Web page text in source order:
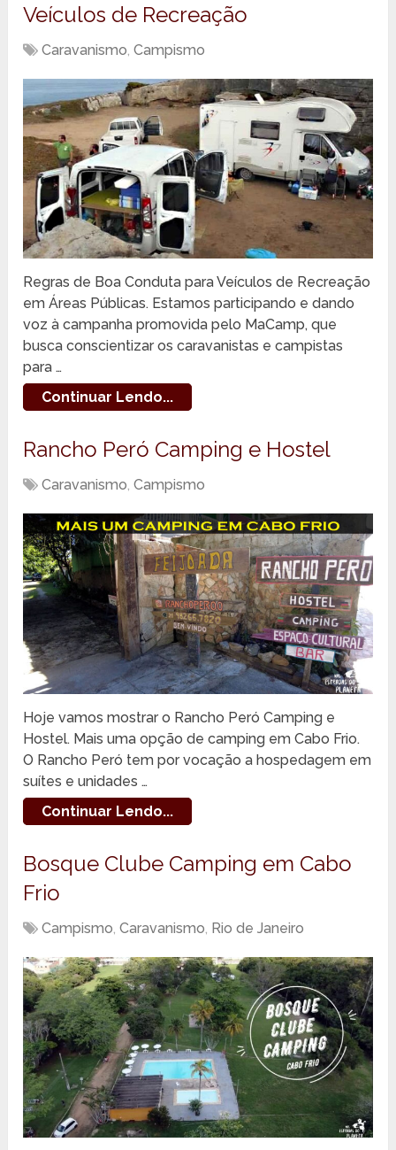
Veículos de Recreação
Caravanismo,Campismo
Regras de Boa Conduta para Veículos de Recreação
em Áreas Públicas. Estamos participando e dando
voz à campanha promovida pelo MaCamp, que
busca conscientizar os caravanistas e campistas
para …
Continuar Lendo...
Rancho Peró Camping e Hostel
Caravanismo,Campismo
Hoje vamos mostrar o Rancho Peró Camping e
Hostel. Mais uma opção de camping em Cabo Frio.
O Rancho Peró tem por vocação a hospedagem em
suítes e unidades …
Continuar Lendo...
Bosque Clube Camping em Cabo
Frio
Campismo,Caravanismo, Rio de Janeiro